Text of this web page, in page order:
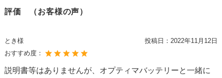
評価 （お客様の声）
とき様 投稿日： 2022年11月12日
おすすめ度：
説明書等はありませんが、オプティマバッテリーと一緒に